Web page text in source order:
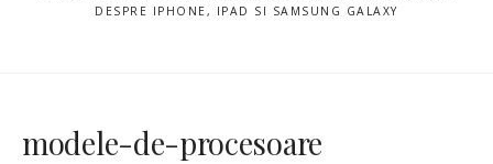
DESPRE IPHONE, IPAD SI SAMSUNG GALAXY
modele-de-procesoare